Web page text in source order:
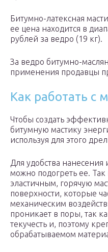
Битумно-латексная
ее цена находится в
рублей за ведро (19 кг).
За ведро битумно-
применения продавцы
Как работать с
Чтобы создать
битумную мастику
используя для этого
Для удобства
можно подогреть ее. Так
эластичным, горячую
поверхности, которые
механическим
проникает в поры, так
текучесть и, поэтому
обрабатываемом